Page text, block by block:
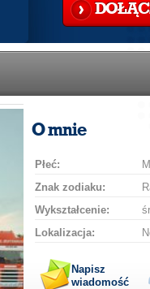
O mnie
Płeć:
Znak zodiaku:
Wykształcenie:
Lokalizacja:
Napisz
wiadomość